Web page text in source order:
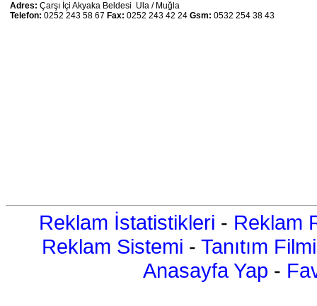
Adres: Çarşı İçi Akyaka Beldesi Ula / Muğla
Telefon: 0252 243 58 67 Fax: 0252 243 42 24 Gsm: 0532 254 38 43
Reklam İstatistikleri - Reklam
Reklam Sistemi - Tanıtım Filmi
Anasayfa Yap -